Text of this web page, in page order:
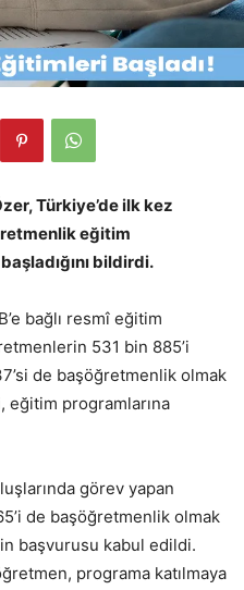
Türkiye’de ilk kez
eğitim
bildirdi.
bağlı resmî eğitim
531 bin 885’i
de başöğretmenlik olmak
eğitim programlarına
görev yapan
de başöğretmenlik olmak
başvurusu kabul edildi.
programa katılmaya